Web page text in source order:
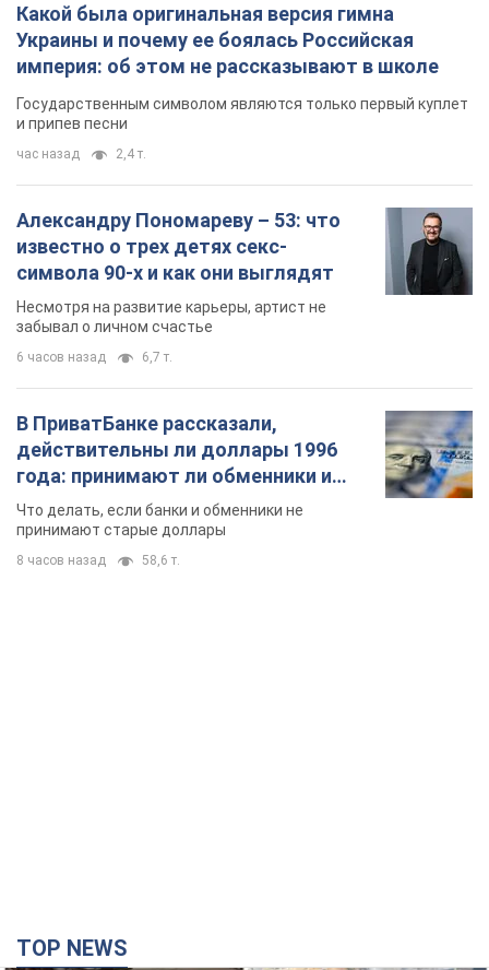
Какой была оригинальная версия гимна
Украины и почему ее боялась Российская
империя: об этом не рассказывают в школе
Государственным символом являются только первый куплет
и припев песни
час назад 2,4 т.
Александру Пономареву – 53: что
известно о трех детях секс-
символа 90-х и как они выглядят
Несмотря на развитие карьеры, артист не
забывал о личном счастье
6 часов назад 6,7 т.
В ПриватБанке рассказали,
действительны ли доллары 1996
года: принимают ли обменники и
банки такие купюры
Что делать, если банки и обменники не
принимают старые доллары
8 часов назад 58,6 т.
TOP NEWS